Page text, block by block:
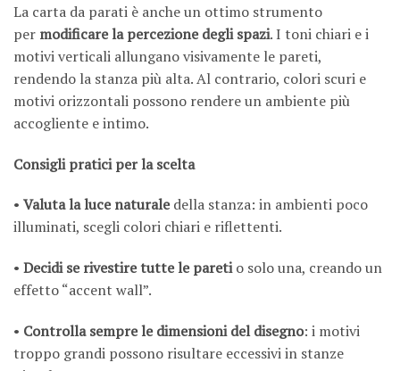
La carta da parati è anche un ottimo strumento
per modificare la percezione degli spazi. I toni chiari e i
motivi verticali allungano visivamente le pareti,
rendendo la stanza più alta. Al contrario, colori scuri e
motivi orizzontali possono rendere un ambiente più
accogliente e intimo.
Consigli pratici per la scelta
• Valuta la luce naturaledella stanza: in ambienti poco
illuminati, scegli colori chiari e riflettenti.
• Decidi se rivestire tutte le paretio solo una, creando un
effetto “accent wall”.
• Controlla sempre le dimensioni del disegno: i motivi
troppo grandi possono risultare eccessivi in stanze